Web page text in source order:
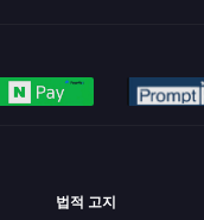
법적 고지